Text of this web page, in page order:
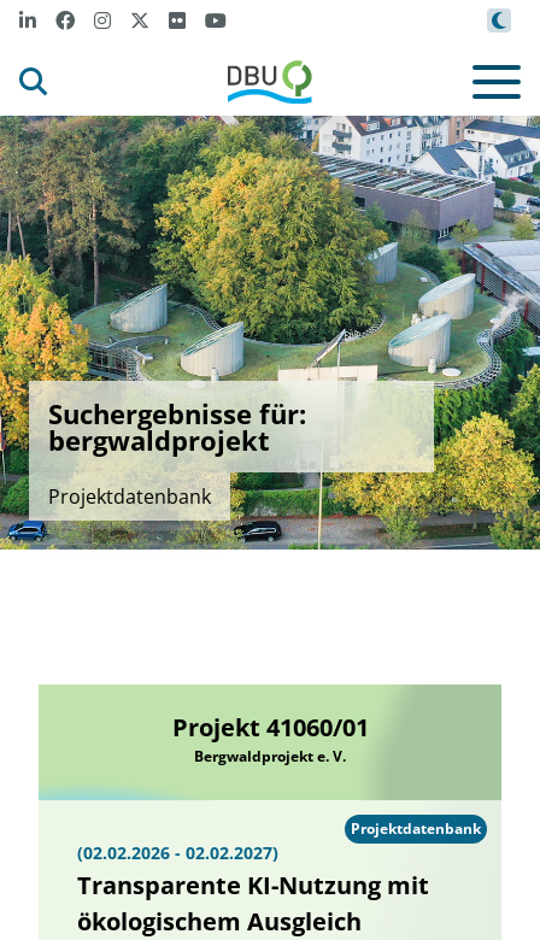
Suchergebnisse für:
bergwaldprojekt
Projektdatenbank
Projekt 41060/01
Bergwaldprojekt e. V.
(02.02.2026 - 02.02.2027)
Transparente KI-Nutzung mit
ökologischem Ausgleich
Projektdatenbank